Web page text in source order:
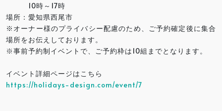
10時～17時
場所：愛知県西尾市
※オーナー様のプライバシー配慮のため、ご予約確定後に集合
場所をお伝えしております。
※事前予約制イベントで、ご予約枠は10組までとなります。
イベント詳細ページはこちら
https://holidays-design.com/event/7